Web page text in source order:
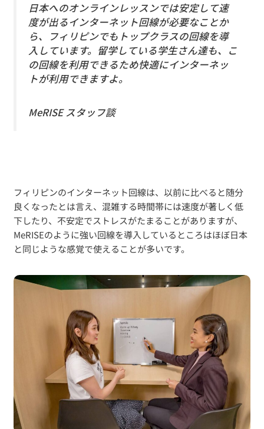
日本へのオンラインレッスンでは安定して速
度が出るインターネット回線が必要なことか
ら、フィリピンでもトップクラスの回線を導
入しています。留学している学生さん達も、こ
の回線を利用できるため快適にインターネッ
トが利用できますよ。
MeRISE スタッフ談
フィリピンのインターネット回線は、以前に比べると随分
良くなったとは言え、混雑する時間帯には速度が著しく低
下したり、不安定でストレスがたまることがありますが、
MeRISEのように強い回線を導入しているところはほぼ日本
と同じような感覚で使えることが多いです。